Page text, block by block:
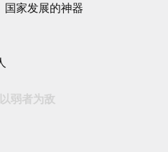
国家发展的神器
弱者为敌